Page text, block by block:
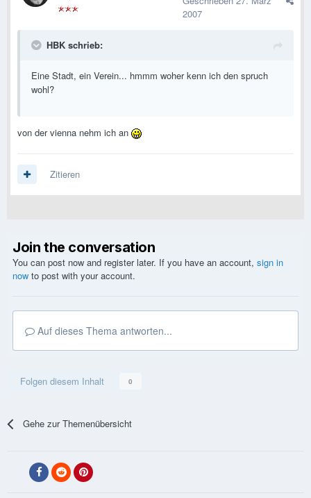
2007
HBK schrieb:
Eine Stadt, ein Verein... hmmm woher kenn ich den spruch
wohl?
von der vienna nehm ich an
Zitieren
Join the conversation
You can post now and register later. If you have an account, sign in
now to post with your account.
Auf dieses Thema antworten...
Folgen diesem Inhalt 0
Gehe zur Themenübersicht